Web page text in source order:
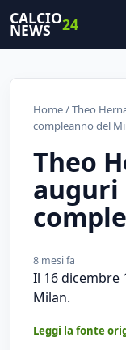
CALCIO
NEWS 24
Home/ Theo
compleanno del
Theo
auguri
8 mesi fa
Il 16 dicembre
Milan.
Leggi la fonte